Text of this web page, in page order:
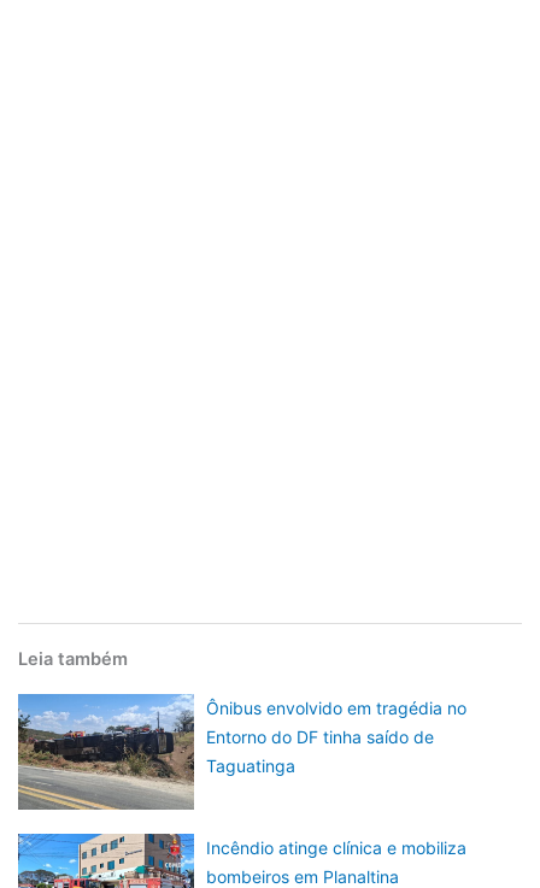
Leia também
Ônibus envolvido em tragédia no
Entorno do DF tinha saído de
Taguatinga
Incêndio atinge clínica e mobiliza
bombeiros em Planaltina